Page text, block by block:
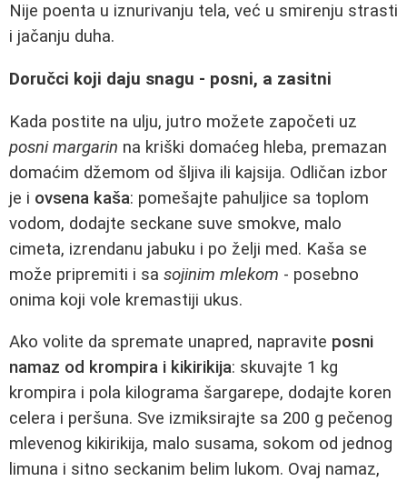
Nije poenta u iznurivanju tela, već u smirenju strasti
i jačanju duha.
Doručci koji daju snagu - posni, a zasitni
Kada postite na ulju, jutro možete započeti uz
posni margarin na kriški domaćeg hleba, premazan
domaćim džemom od šljiva ili kajsija. Odličan izbor
je i ovsena kaša: pomešajte pahuljice sa toplom
vodom, dodajte seckane suve smokve, malo
cimeta, izrendanu jabuku i po želji med. Kaša se
može pripremiti i sa sojinim mlekom - posebno
onima koji vole kremastiji ukus.
Ako volite da spremate unapred, napravite posni
namaz od krompira i kikirikija: skuvajte 1 kg
krompira i pola kilograma šargarepe, dodajte koren
celera i peršuna. Sve izmiksirajte sa 200 g pečenog
mlevenog kikirikija, malo susama, sokom od jednog
limuna i sitno seckanim belim lukom. Ovaj namaz,